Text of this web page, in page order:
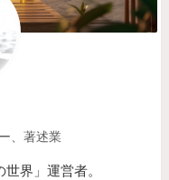
、著述業
界」運営者。